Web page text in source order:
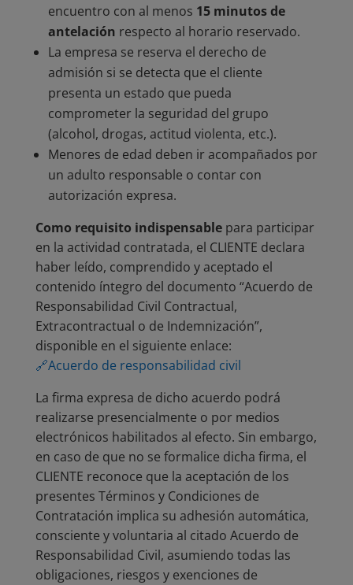
encuentro con al menos 15 minutos de
antelación respecto al horario reservado.
La empresa se reserva el derecho de
admisión si se detecta que el cliente
presenta un estado que pueda
comprometer la seguridad del grupo
(alcohol, drogas, actitud violenta, etc.).
Menores de edad deben ir acompañados por
un adulto responsable o contar con
autorización expresa.
Como requisito indispensablepara participar
en la actividad contratada, el CLIENTE declara
haber leído, comprendido y aceptado el
contenido íntegro del documento “Acuerdo de
Responsabilidad Civil Contractual,
Extracontractual o de Indemnización”,
disponible en el siguiente enlace:
🔗Acuerdo de responsabilidad civil
La firma expresa de dicho acuerdo podrá
realizarse presencialmente o por medios
electrónicos habilitados al efecto. Sin embargo,
en caso de que no se formalice dicha firma, el
CLIENTE reconoce que la aceptación de los
presentes Términos y Condiciones de
Contratación implica su adhesión automática,
consciente y voluntaria al citado Acuerdo de
Responsabilidad Civil, asumiendo todas las
obligaciones, riesgos y exenciones de